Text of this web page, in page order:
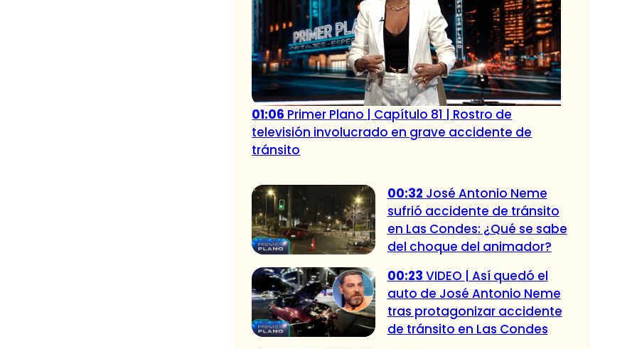
01:06 Primer Plano | Capítulo 81 | Rostro de
televisión involucrado en grave accidente de
tránsito
00:32 José Antonio Neme
sufrió accidente de tránsito
en Las Condes: ¿Qué se sabe
del choque del animador?
00:23 VIDEO | Así quedó el
auto de José Antonio Neme
tras protagonizar accidente
de tránsito en Las Condes